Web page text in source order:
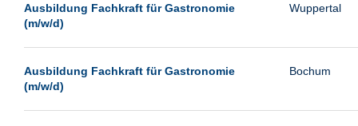
Laatzen
Leipzig
Ausbildung Fachkraft für Gastronomie
(m/w/d)
Wuppertal
Ausbildung Fachkraft für Gastronomie
(m/w/d)
Bochum